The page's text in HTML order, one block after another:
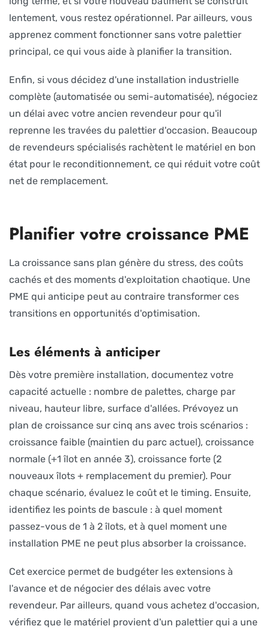
lentement, vous restez opérationnel. Par ailleurs, vous
apprenez comment fonctionner sans votre palettier
principal, ce qui vous aide à planifier la transition.
Enfin, si vous décidez d'une installation industrielle
complète (automatisée ou semi-automatisée), négociez
un délai avec votre ancien revendeur pour qu'il
reprenne les travées du palettier d'occasion. Beaucoup
de revendeurs spécialisés rachètent le matériel en bon
état pour le reconditionnement, ce qui réduit votre coût
net de remplacement.
Planifier votre croissance PME
La croissance sans plan génère du stress, des coûts
cachés et des moments d'exploitation chaotique. Une
PME qui anticipe peut au contraire transformer ces
transitions en opportunités d'optimisation.
Les éléments à anticiper
Dès votre première installation, documentez votre
capacité actuelle : nombre de palettes, charge par
niveau, hauteur libre, surface d'allées. Prévoyez un
plan de croissance sur cinq ans avec trois scénarios :
croissance faible (maintien du parc actuel), croissance
normale (+1 îlot en année 3), croissance forte (2
nouveaux îlots + remplacement du premier). Pour
chaque scénario, évaluez le coût et le timing. Ensuite,
identifiez les points de bascule : à quel moment
passez-vous de 1 à 2 îlots, et à quel moment une
installation PME ne peut plus absorber la croissance.
Cet exercice permet de budgéter les extensions à
l'avance et de négocier des délais avec votre
revendeur. Par ailleurs, quand vous achetez d'occasion,
vérifiez que le matériel provient d'un palettier qui a une